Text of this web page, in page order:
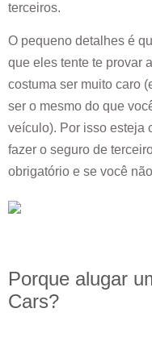
terceiros.
O pequeno detalhes é
que eles tente te provar
costuma ser muito caro
ser o mesmo do que
veículo). Por isso esteja
fazer o seguro de
obrigatório e se você
Porque alugar
Cars?